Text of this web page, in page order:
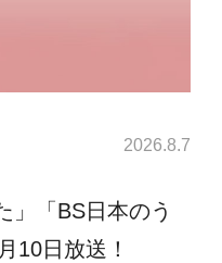
2026.8.7
」「BS日本のう
10日放送！